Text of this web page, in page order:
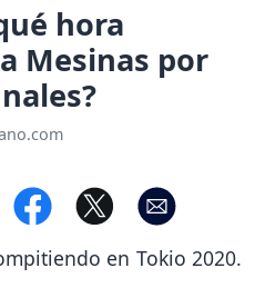
hora
Mesinas por